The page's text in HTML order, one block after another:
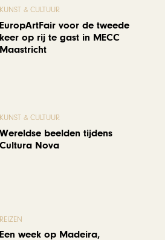
KUNST & CULTUUR
EuropArtFair voor de tweede
keer op rij te gast in MECC
Maastricht
KUNST & CULTUUR
Wereldse beelden tijdens
Cultura Nova
REIZEN
Een week op Madeira,